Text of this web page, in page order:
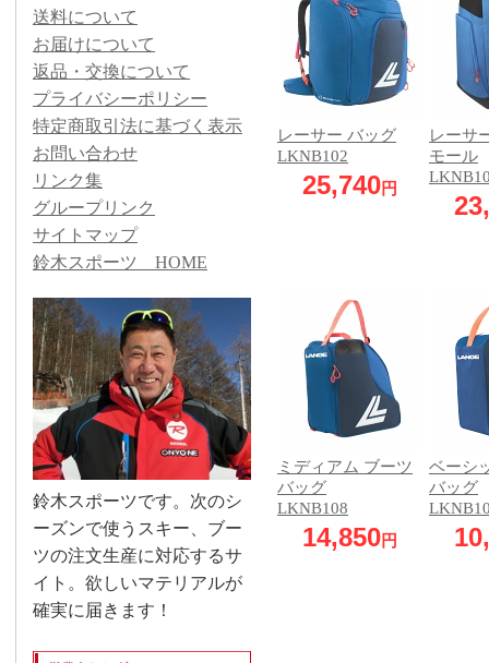
レーサー バッグ
LKNB102
25,740円
レーサ
モール
ミディアム ブーツ
バッグ
LKNB108
14,850円
ベーシ
バッグ
送料について
お届けについて
返品・交換について
プライバシーポリシー
特定商取引法に基づく表示
お問い合わせ
リンク集
グループリンク
サイトマップ
鈴木スポーツ HOME
鈴木スポーツです。次のシ
ーズンで使うスキー、ブー
ツの注文生産に対応するサ
イト。欲しいマテリアルが
確実に届きます！